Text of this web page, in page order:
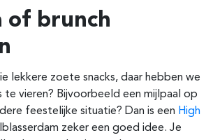
of brunch
lekkere zoete snacks, daar hebben we
te vieren? Bijvoorbeeld een mijlpaal op
feestelijke situatie? Dan is een High
zeker een goed idee. Je